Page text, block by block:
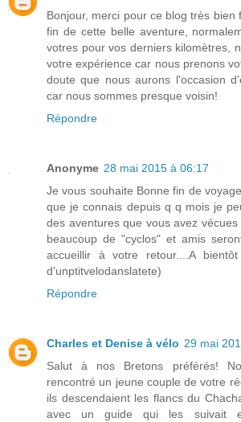
Bonjour, merci pour ce blog très bien
fin de cette belle aventure,
votres pour vos derniers kilomètres,
votre expérience car nous prenons
doute que nous aurons l'occasion
car nous sommes presque voisin!
Répondre
Anonyme 28 mai 2015 à 06:17
Je vous souhaite Bonne fin de
que je connais depuis q q mois je
des aventures que vous avez
beaucoup de "cyclos" et amis
accueillir à votre retour....A
d'unptitvelodanslatete)
Répondre
Charles et Denise à vélo 29 mai
Salut à nos Bretons préférés!
rencontré un jeune couple de votre
ils descendaient les flancs du
avec un guide qui les suivait